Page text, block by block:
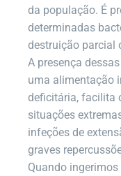
da população. É
determinadas
destruição parcial
A presença
uma alimentação
deficitária, facilita
situações
infeções de
graves
Quando